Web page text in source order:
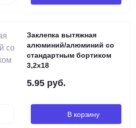
Заклепка вытяжная
алюминий/алюминий со
стандартным бортиком
3,2х18
5.95 руб.
В корзину